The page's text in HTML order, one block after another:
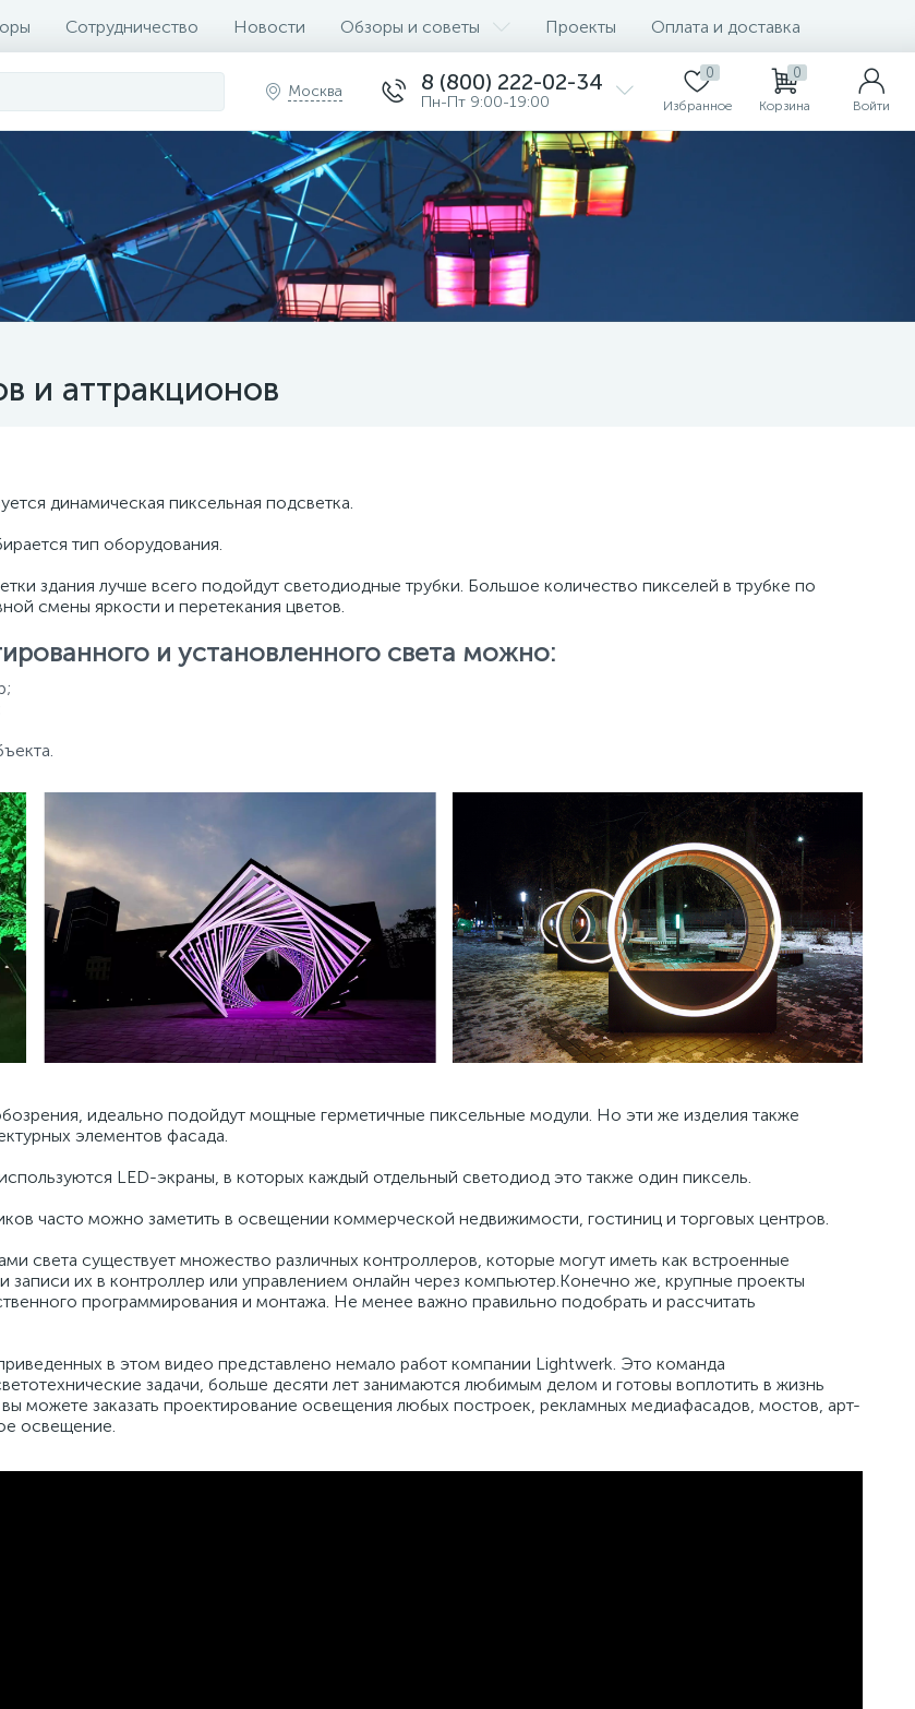
Сотрудничество Новости Обзоры и советы Проекты Оплата и доставка
Москва 8 (800) 222-02-34
Пн-Пт 9:00-19:00
0
Избранное
0
Корзина Войти
и аттракционов
динамическая пиксельная подсветка.
тип оборудования.
здания лучше всего подойдут светодиодные трубки. Большое количество пикселей в трубке по
смены яркости и перетекания цветов.
и установленного света можно:
идеально подойдут мощные герметичные пиксельные модули. Но эти же изделия также
элементов фасада.
LED-экраны, в которых каждый отдельный светодиод это также один пиксель.
часто можно заметить в освещении коммерческой недвижимости, гостиниц и торговых центров.
света существует множество различных контроллеров, которые могут иметь как встроенные
их в контроллер или управлением онлайн через компьютер.Конечно же, крупные проекты
программирования и монтажа. Не менее важно правильно подобрать и рассчитать
в этом видео представлено немало работ компании Lightwerk. Это команда
задачи, больше десяти лет занимаются любимым делом и готовы воплотить в жизнь
можете заказать проектирование освещения любых построек, рекламных медиафасадов, мостов, арт-
освещение.